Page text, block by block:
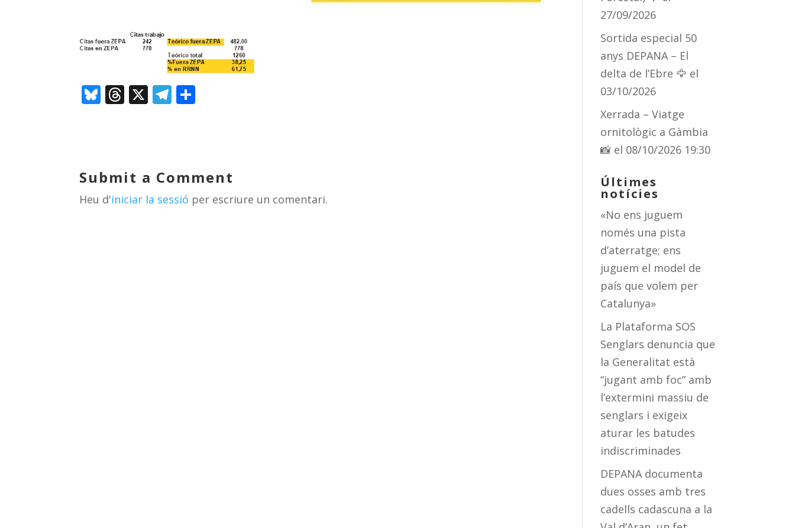
Bl
y
T
d
s
X T
a
m
ar
te
ix
Submit a Comment
Heu d'iniciar la sessió per escriure un comentari.
27/09/2026
Sortida especial 50
anys DEPANA – El
delta de l’Ebre 🦅 el
03/10/2026
Xerrada – Viatge
ornitològic a Gàmbia
📸 el 08/10/2026 19:30
Últimes
notícies
«No ens juguem
només una pista
d’aterratge; ens
juguem el model de
país que volem per
Catalunya»
La Plataforma SOS
Senglars denuncia que
la Generalitat està
“jugant amb foc” amb
l’extermini massiu de
senglars i exigeix
aturar les batudes
indiscriminades
DEPANA documenta
dues osses amb tres
cadells cadascuna a la